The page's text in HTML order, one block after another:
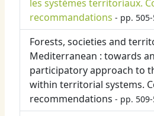
les systèmes territoriaux.
recommandations - pp.
Forests, societies and
Mediterranean : towards
participatory approach to
within territorial systems.
recommendations - pp.